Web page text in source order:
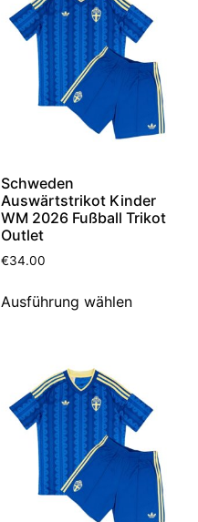
Schweden
Auswärtstrikot Kinder
WM 2026 Fußball Trikot
Outlet
€34.00
Ausführung wählen